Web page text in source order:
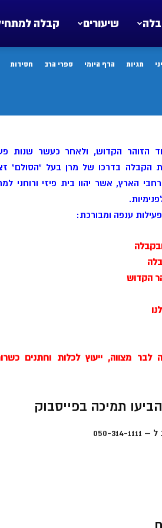
קבלה שיעורים
תגיות הדף היומי ספרי הרב חסידות
הזוהר הקדוש, ולאחר כעשר שנות
הקבלה בדרכו של מרן בעל “הסולם”
הארץ, אשר יהוו בית פיזי ורוחני
ענפה ומבורכת:
הקדוש
לבר מצווה, ייעוץ לכלות וחתנים
תמיכה בפייסבוק
1111